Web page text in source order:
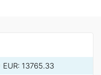
EUR: 13765.33